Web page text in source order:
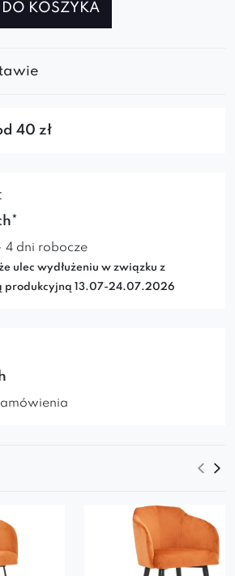
KOSZYKA
40 zł
4 dni robocze
ulec wydłużeniu w związku z
produkcyjną 13.07-24.07.2026